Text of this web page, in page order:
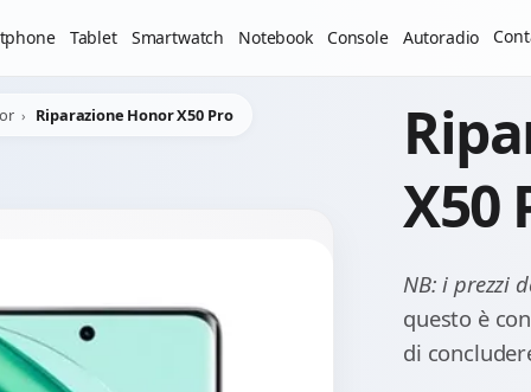
Tablet Smartwatch Notebook Console Autoradio
Riparazione Honor X50 Pro
X50
NB: i prezzi
questo è
di